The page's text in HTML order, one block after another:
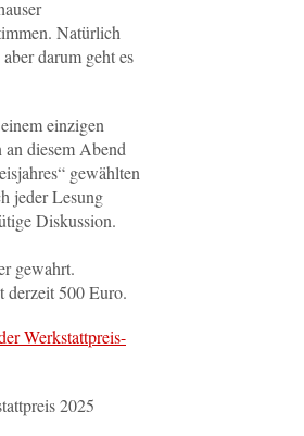
Natürlich
darum geht es
einzigen
an diesem Abend
gewählten
jeder Lesung
Diskussion.
gewahrt.
derzeit 500 Euro.
Werkstattpreis-